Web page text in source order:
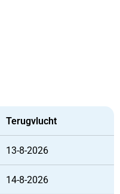
Terugvlucht
13-8-2026
14-8-2026